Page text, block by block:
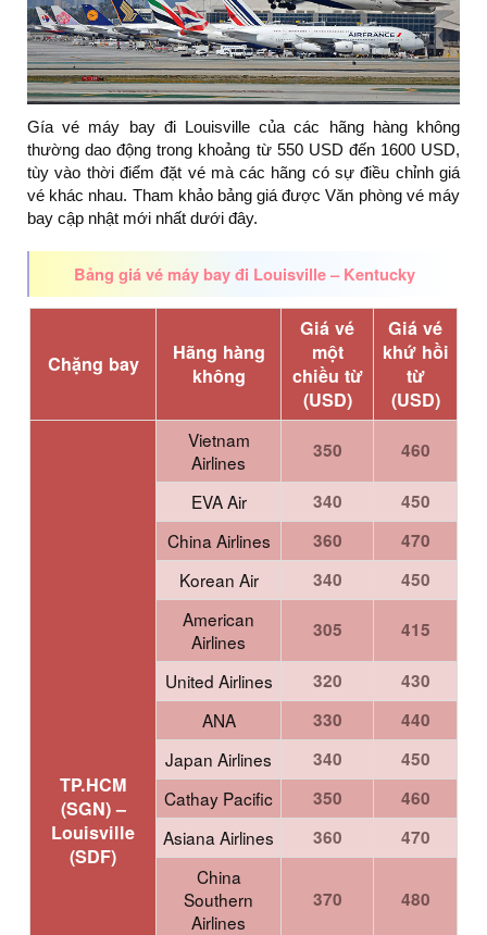
Gía vé máy bay đi Louisville của các hãng hàng không
thường dao động trong khoảng từ 550 USD đến 1600 USD,
tùy vào thời điểm đặt vé mà các hãng có sự điều chỉnh giá
vé khác nhau. Tham khảo bảng giá được Văn phòng vé máy
bay cập nhật mới nhất dưới đây.
Bảng giá vé máy bay đi Louisville – Kentucky
Chặng bay
Hãng hàng
không
Giá vé
một
chiều từ
(USD)
Giá vé
khứ hồi
từ
(USD)
TP.HCM
(SGN) –
Louisville
(SDF)
Vietnam
Airlines
350 460
EVA Air 340
450
China Airlines
360
470
Korean Air
340
450
American
Airlines
305 415
United Airlines 320
430
ANA
330
440
Japan Airlines
340
450
Cathay Pacific
350
460
Asiana Airlines
360
470
China
Southern
Airlines
370 480